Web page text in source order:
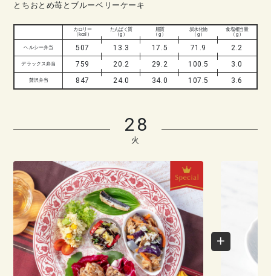
とちおとめ苺とブルーベリーケーキ
カロリー
（ kcal ）
たんぱく質
（ g ）
脂質
（ g ）
炭水化物
（ g ）
食塩相当量
（ g ）
ヘルシー弁当 507 13.3 17.5 71.9 2.2
デラックス弁当 759 20.2 29.2 100.5 3.0
贅沢弁当 847 24.0 34.0 107.5 3.6
28
火